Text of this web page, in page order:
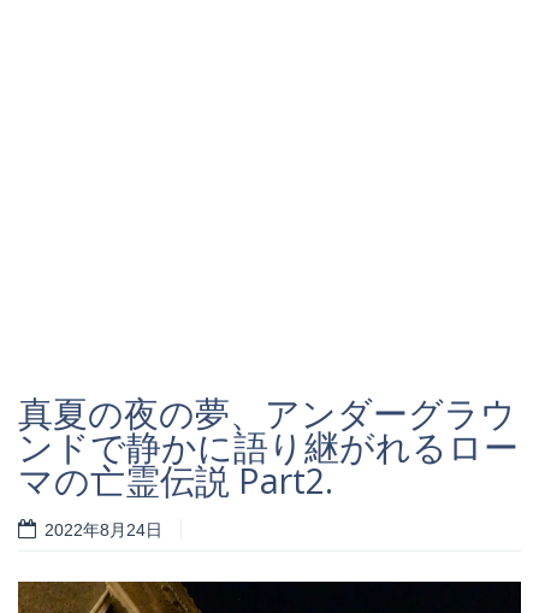
真夏の夜の夢、アンダーグラウ
ンドで静かに語り継がれるロー
マの亡霊伝説 Part2.
2022年8月24日